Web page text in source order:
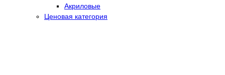
Акриловые
Ценовая категория